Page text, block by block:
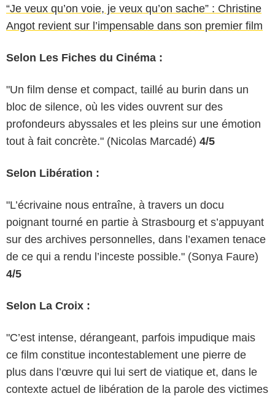
“Je veux qu’on voie, je veux qu’on sache” : Christine
Angot revient sur l’impensable dans son premier film
Selon Les Fiches du Cinéma :
"Un film dense et compact, taillé au burin dans un
bloc de silence, où les vides ouvrent sur des
profondeurs abyssales et les pleins sur une émotion
tout à fait concrète." (Nicolas Marcadé) 4/5
Selon Libération :
"L’écrivaine nous entraîne, à travers un docu
poignant tourné en partie à Strasbourg et s’appuyant
sur des archives personnelles, dans l’examen tenace
de ce qui a rendu l’inceste possible." (Sonya Faure)
4/5
Selon La Croix :
"C’est intense, dérangeant, parfois impudique mais
ce film constitue incontestablement une pierre de
plus dans l’œuvre qui lui sert de viatique et, dans le
contexte actuel de libération de la parole des victimes